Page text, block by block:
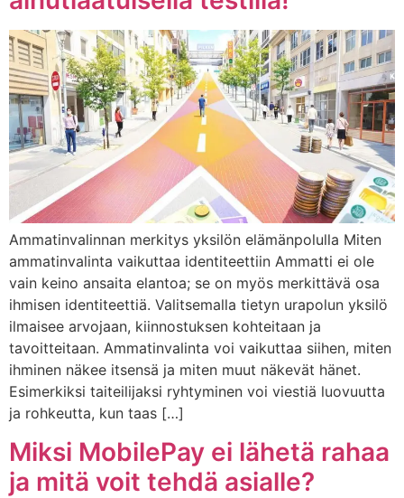
Ammatinvalinnan merkitys yksilön elämänpolulla Miten
ammatinvalinta vaikuttaa identiteettiin Ammatti ei ole
vain keino ansaita elantoa; se on myös merkittävä osa
ihmisen identiteettiä. Valitsemalla tietyn urapolun yksilö
ilmaisee arvojaan, kiinnostuksen kohteitaan ja
tavoitteitaan. Ammatinvalinta voi vaikuttaa siihen, miten
ihminen näkee itsensä ja miten muut näkevät hänet.
Esimerkiksi taiteilijaksi ryhtyminen voi viestiä luovuutta
ja rohkeutta, kun taas […]
Miksi MobilePay ei lähetä rahaa
ja mitä voit tehdä asialle?